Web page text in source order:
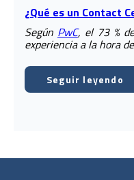
¿Qué es un Contact
Según PwC, el 73 %
experiencia a la hora
Seguir leyendo